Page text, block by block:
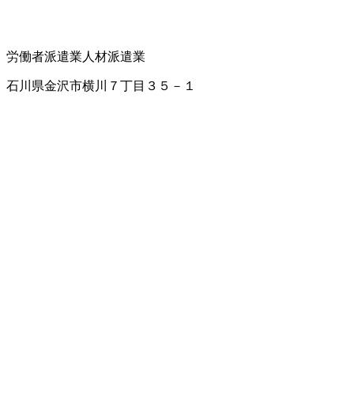
労働者派遣業 人材派遣業
石川県金沢市横川７丁目３５－１